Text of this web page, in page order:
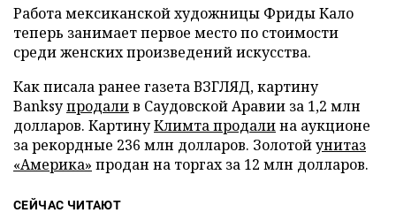
Работа мексиканской художницы Фриды Кало
теперь занимает первое место по стоимости
среди женских произведений искусства.
Как писала ранее газета ВЗГЛЯД, картину
Banksyпродалив Саудовской Аравии за 1,2 млн
долларов. КартинуКлимта продалина аукционе
за рекордные 236 млн долларов. Золотойунитаз
«Америка» продан на торгах за 12 млн долларов.
СЕЙЧАС ЧИТАЮТ